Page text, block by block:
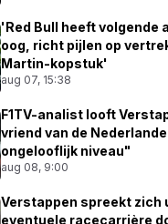
'Red Bull heeft volgende
oog, richt pijlen op
Martin-kopstuk'
aug 07, 15:38
F1TV-analist looft
vriend van de
ongelooflijk niveau"
aug 08, 9:00
Verstappen spreekt zich
eventuele racecarrière